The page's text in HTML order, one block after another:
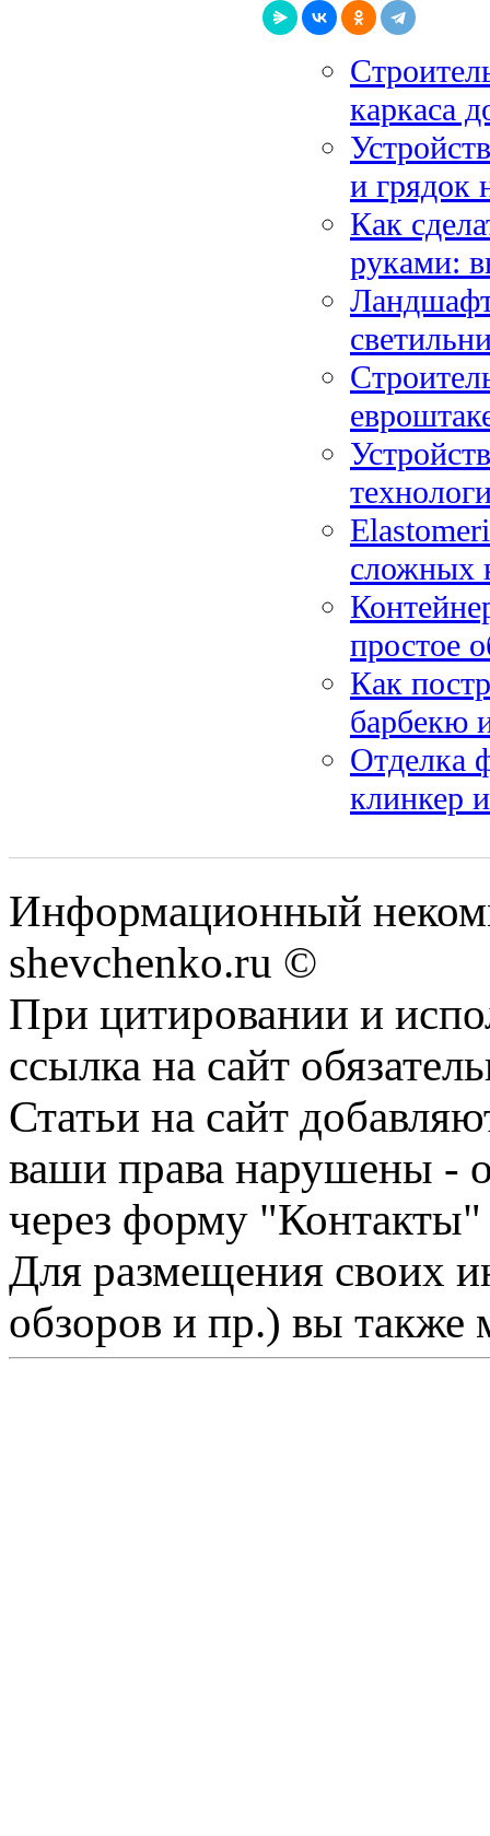
каркаса
и грядок
Как
руками:
сложных
простое
Как
барбекю
Отделка
клинкер
Информационный
shevchenko.ru ©
При цитировании и
ссылка на сайт
Статьи на сайт
ваши права нарушены -
через форму "Контакты"
Для размещения своих
обзоров и пр.) вы также